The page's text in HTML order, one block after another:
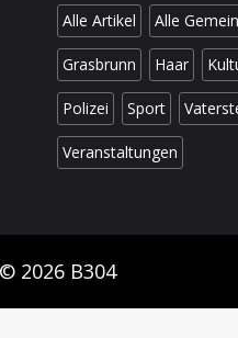
Alle Artikel Alle
Grasbrunn Haar
Polizei Sport
Veranstaltungen
© 2026 B304